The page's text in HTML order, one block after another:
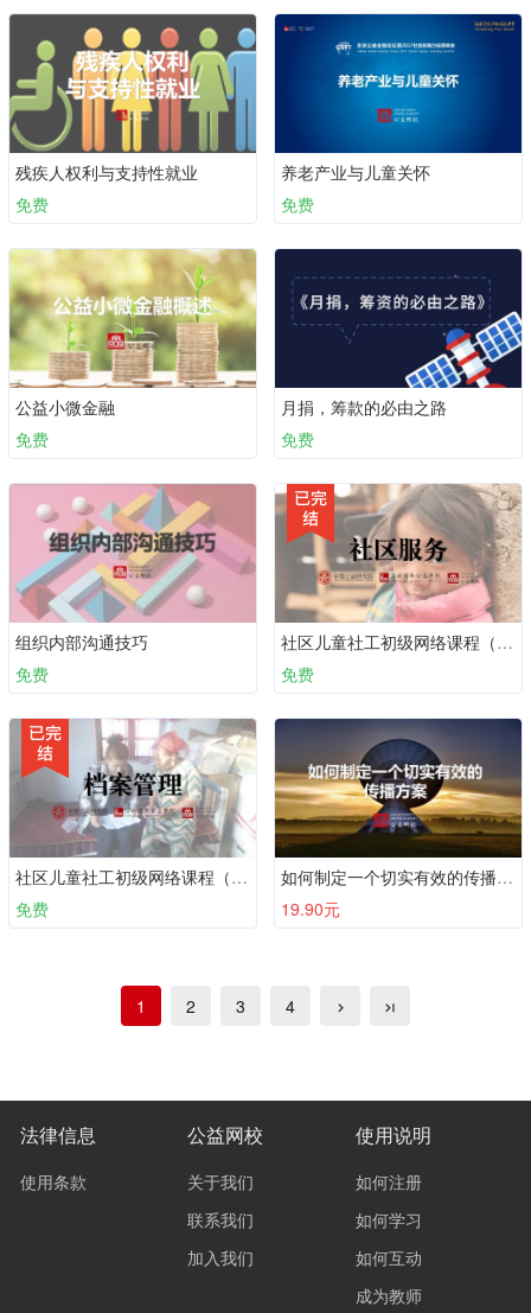
残疾人权利与支持性就业
免费
养老产业与儿童关怀
免费
公益小微金融
免费
月捐，筹款的必由之路
免费
组织内部沟通技巧
免费
社区儿童社工初级网络课程（必备十课）：第七课 社区服务
免费
社区儿童社工初级网络课程（必备十课）：第八课 档案管理
免费
如何制定一个切实有效的传播方案
19.90元
1 2 3 4
法律信息
使用条款
公益网校
关于我们
联系我们
加入我们
使用说明
如何注册
如何学习
如何互动
成为教师